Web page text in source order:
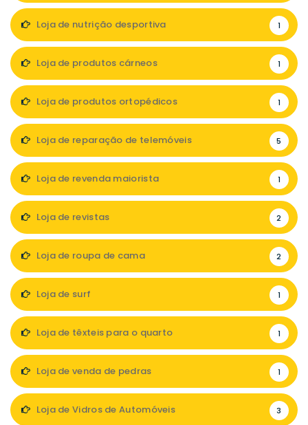
Loja de nutrição desportiva 1
Loja de produtos cárneos 1
Loja de produtos ortopédicos 1
Loja de reparação de telemóveis 5
Loja de revenda maiorista 1
Loja de revistas 2
Loja de roupa de cama 2
Loja de surf 1
Loja de têxteis para o quarto 1
Loja de venda de pedras 1
Loja de Vidros de Automóveis 3